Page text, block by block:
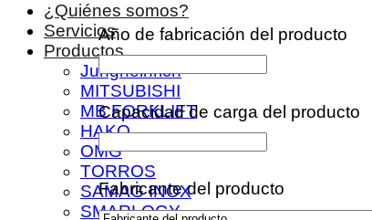
¿Quiénes somos?
Servicios
Productos
Jungheinrich
MITSUBISHI
MB FORKLIFT
HAKO
OMG
TORROS
SAMAG INOX
SMARLOGY
Año de fabricación del producto
Capacidad de carga del producto
Fabricante del producto